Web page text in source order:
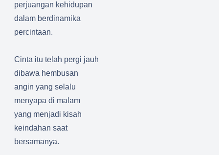
perjuangan kehidupan
dalam berdinamika
percintaan.
Cinta itu telah pergi jauh
dibawa hembusan
angin yang selalu
menyapa di malam
yang menjadi kisah
keindahan saat
bersamanya.